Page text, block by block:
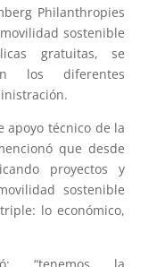
Philanthropies
sostenible
gratuitas, se
los diferentes
apoyo técnico de la
que desde
proyectos y
sostenible
lo económico,